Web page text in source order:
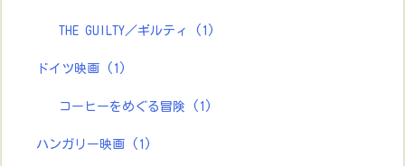
THE GUILTY／ギルティ (1)
ドイツ映画 (1)
コーヒーをめぐる冒険 (1)
ハンガリー映画 (1)